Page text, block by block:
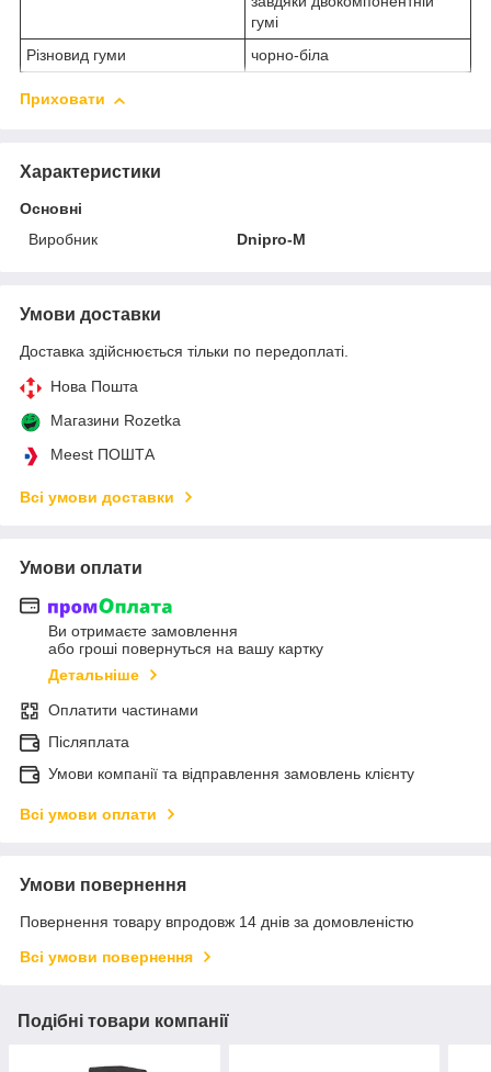
гумі
Різновид гуми
чорно-біла
Приховати
Характеристики
Основні
Виробник
Dnipro-M
Умови доставки
Доставка здійснюється тільки по передоплаті.
Нова Пошта
Магазини Rozetka
Meest ПОШТА
Всі умови доставки
Умови оплати
Ви отримаєте замовлення
або гроші повернуться на вашу картку
Детальніше
Оплатити частинами
Післяплата
Умови компанії та відправлення замовлень клієнту
Всі умови оплати
Умови повернення
Повернення товару впродовж 14 днів за домовленістю
Всі умови повернення
Подібні товари компанії